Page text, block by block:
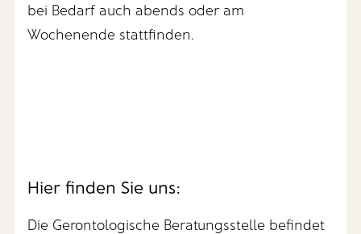
bei Bedarf auch abends oder am
Wochenende stattfinden.
Hier finden Sie uns:
Die Gerontologische Beratungsstelle befindet